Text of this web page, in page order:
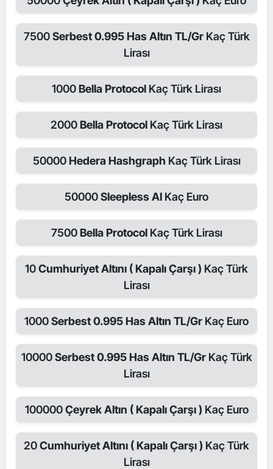
7500Serbest 0.995 Has Altın TL/GrKaç Türk
Lirası
1000Bella Protocol Kaç Türk Lirası
2000Bella Protocol Kaç Türk Lirası
50000Hedera Hashgraph Kaç Türk Lirası
50000Sleepless AI Kaç Euro
7500Bella Protocol Kaç Türk Lirası
10Cumhuriyet Altını ( Kapalı Çarşı ) Kaç Türk
Lirası
1000Serbest 0.995 Has Altın TL/Gr Kaç Euro
10000Serbest 0.995 Has Altın TL/GrKaç Türk
Lirası
100000Çeyrek Altın ( Kapalı Çarşı ) Kaç Euro
20Cumhuriyet Altını ( Kapalı Çarşı ) Kaç Türk
Lirası